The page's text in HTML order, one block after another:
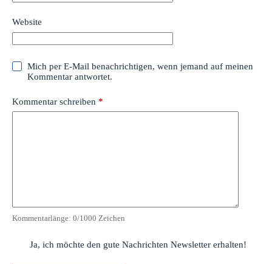
Website
Mich per E-Mail benachrichtigen, wenn jemand auf meinen
Kommentar antwortet.
Kommentar schreiben *
Kommentarlänge: 0/1000 Zeichen
Ja, ich möchte den gute Nachrichten Newsletter erhalten!